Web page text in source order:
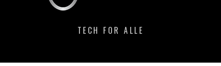
TECH FOR ALLE